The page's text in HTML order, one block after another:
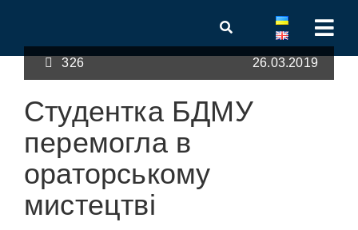
326 26.03.2019
Студентка БДМУ
перемогла в
ораторському
мистецтві